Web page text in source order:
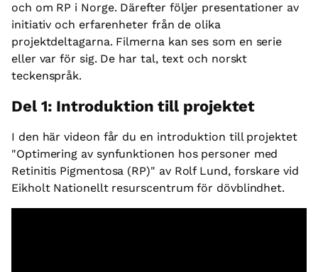
och om RP i Norge. Därefter följer presentationer av
initiativ och erfarenheter från de olika
projektdeltagarna. Filmerna kan ses som en serie
eller var för sig. De har tal, text och norskt
teckenspråk.
Del 1: Introduktion till projektet
I den här videon får du en introduktion till projektet
"Optimering av synfunktionen hos personer med
Retinitis Pigmentosa (RP)" av Rolf Lund, forskare vid
Eikholt Nationellt resurscentrum för dövblindhet.